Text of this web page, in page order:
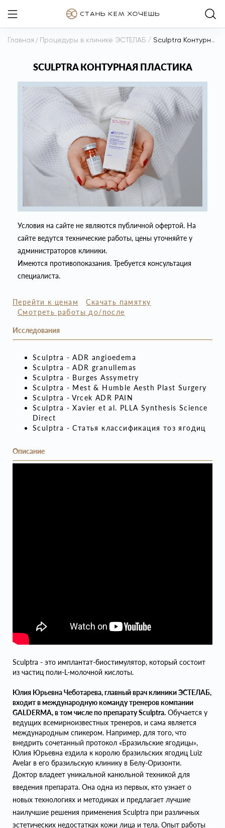
Главная / Процедуры в клинике ЭСТЕЛАБ / Sculptra Контурная пластика
SCULPTRA КОНТУРНАЯ ПЛАСТИКА
Условия на сайте не являются публичной офертой. На
сайте ведутся технические работы, цены уточняйте у
администраторов клиники.
Имеются противопоказания. Требуется консультация
специалиста.
Перейти к ценам
Скачать памятку
Смотреть работы до/после
Исследования
Sculptra - ADR angioedema
Sculptra - ADR granullemas
Sculptra - Burges Assymetry
Sculptra - Mest & Humble Aesth Plast Surgery
Sculptra - Vrcek ADR PAIN
Sculptra - Xavier et al. PLLA Synthesis Science
Direct
Sculptra - Статья классификация тоз ягодиц
Описание
Sculptra - это имплантат-биостимулятор, который состоит
из частиц поли-L-молочной кислоты.
Юлия Юрьевна Чеботарева, главный врач клиники ЭСТЕЛАБ,
входит в международную команду тренеров компании
GALDERMA, в том числе по препарату Sculptra. Обучается у
ведущих всемирноизвестных тренеров, и сама является
международным спикером. Например, для того, что
внедрить сочетанный протокол «Бразильские ягодицы»,
Юлия Юрьевна ездила к королю бразильских ягодиц Luiz
Avelar в его бразильскую клинику в Белу-Оризонти.
Доктор владеет уникальной канюльной техникой для
введения препарата. Она одна из первых, кто узнает о
новых технологиях и методиках и предлагает лучшие
наилучшие решения применения Sculptra при различных
эстетических недостатках кожи лица и тела. Опыт работы